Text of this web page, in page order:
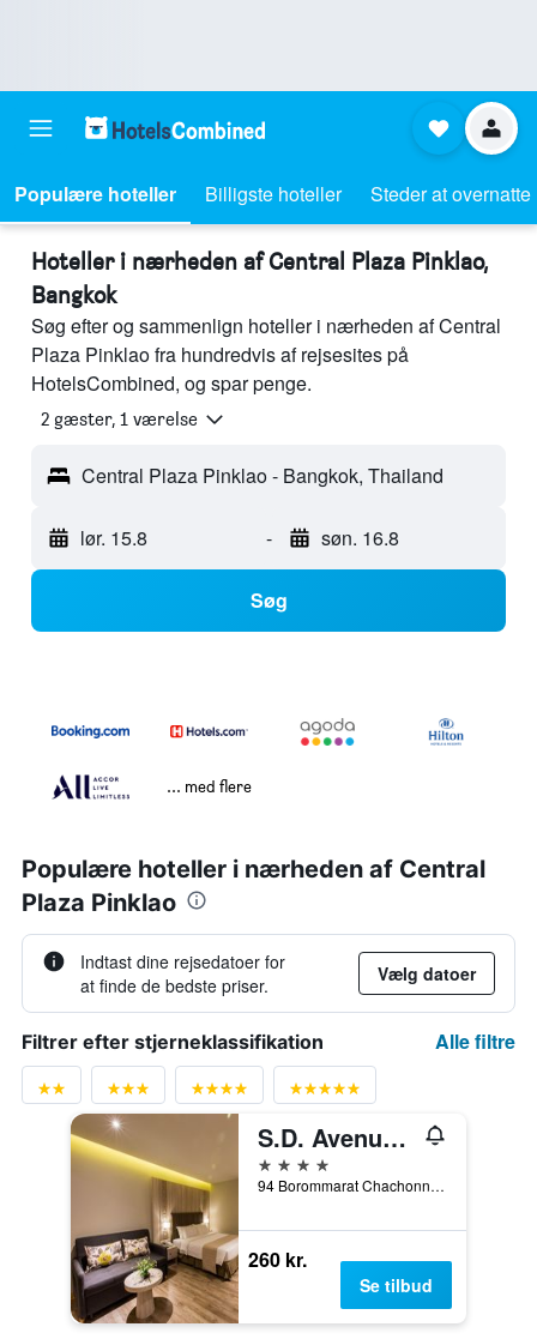
Populære hoteller Billigste hoteller Steder at overnatte
Hoteller i nærheden af Central Plaza Pinklao,
Bangkok
Søg efter og sammenlign hoteller i nærheden af Central
Plaza Pinklao fra hundredvis af rejsesites på
HotelsCombined, og spar penge.
2 gæster, 1 værelse
Central Plaza Pinklao - Bangkok, Thailand
lør. 15.8 - søn. 16.8
Søg
... med flere
Populære hoteller i nærheden af Central
Plaza Pinklao
Indtast dine rejsedatoer for
at finde de bedste priser.
Vælg datoer
Filtrer efter stjerneklassifikation Alle filtre
S.D. Avenue Hotel
4 stjerner
94 Borommarat Chachonnani Road, Bangkok, Thailand
260 kr.
Se tilbud